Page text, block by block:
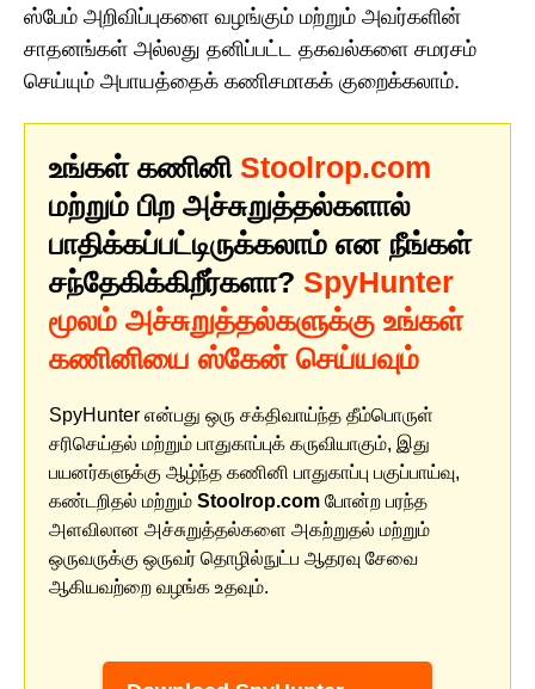
ஸ்பேம் அறிவிப்புகளை வழங்கும் மற்றும் அவர்களின்
சாதனங்கள் அல்லது தனிப்பட்ட தகவல்களை சமரசம்
செய்யும் அபாயத்தைக் கணிசமாகக் குறைக்கலாம்.
உங்கள் கணினி Stoolrop.com
மற்றும் பிற அச்சுறுத்தல்களால்
பாதிக்கப்பட்டிருக்கலாம் என நீங்கள்
சந்தேகிக்கிறீர்களா? SpyHunter
மூலம் அச்சுறுத்தல்களுக்கு உங்கள்
கணினியை ஸ்கேன் செய்யவும்
SpyHunter என்பது ஒரு சக்திவாய்ந்த தீம்பொருள்
சரிசெய்தல் மற்றும் பாதுகாப்புக் கருவியாகும், இது
பயனர்களுக்கு ஆழ்ந்த கணினி பாதுகாப்பு பகுப்பாய்வு,
கண்டறிதல் மற்றும் Stoolrop.com போன்ற பரந்த
அளவிலான அச்சுறுத்தல்களை அகற்றுதல் மற்றும்
ஒருவருக்கு ஒருவர் தொழில்நுட்ப ஆதரவு சேவை
ஆகியவற்றை வழங்க உதவும்.